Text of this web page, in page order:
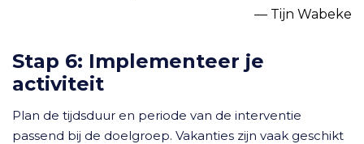
Tijn Wabeke
Stap 6: Implementeer je
activiteit
Plan de tijdsduur en periode van de interventie
passend bij de doelgroep. Vakanties zijn vaak geschikt